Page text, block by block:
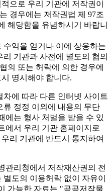
으로 우리 기관에 저작권이
경우에는 저작권법 제 97조
해당함을 유념하시기 바랍니
익을 얻거나 이에 상응하는
기관과 사전에 별도의 협의
의 또는 허락에 의한 경우에
명시해야 합니다.
에 따라 다른 인터넷 사이트
류 정정 이외에 내용의 무단
에는 형사 처벌을 받을 수 있
에서 우리 기관 홈페이지로
리 기관에 반드시 통지하여
관리청에서 저작재산권의 전
도의 이용허락 없이 자유이
가능한 자료는 "공공저작물